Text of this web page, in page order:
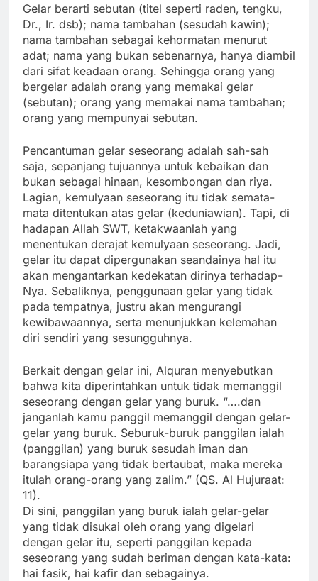
Gelar berarti sebutan (titel seperti raden, tengku,
Dr., Ir. dsb); nama tambahan (sesudah kawin);
nama tambahan sebagai kehormatan menurut
adat; nama yang bukan sebenarnya, hanya diambil
dari sifat keadaan orang. Sehingga orang yang
bergelar adalah orang yang memakai gelar
(sebutan); orang yang memakai nama tambahan;
orang yang mempunyai sebutan.
Pencantuman gelar seseorang adalah sah-sah
saja, sepanjang tujuannya untuk kebaikan dan
bukan sebagai hinaan, kesombongan dan riya.
Lagian, kemulyaan seseorang itu tidak semata-
mata ditentukan atas gelar (keduniawian). Tapi, di
hadapan Allah SWT, ketakwaanlah yang
menentukan derajat kemulyaan seseorang. Jadi,
gelar itu dapat dipergunakan seandainya hal itu
akan mengantarkan kedekatan dirinya terhadap-
Nya. Sebaliknya, penggunaan gelar yang tidak
pada tempatnya, justru akan mengurangi
kewibawaannya, serta menunjukkan kelemahan
diri sendiri yang sesungguhnya.
Berkait dengan gelar ini, Alquran menyebutkan
bahwa kita diperintahkan untuk tidak memanggil
seseorang dengan gelar yang buruk. “….dan
janganlah kamu panggil memanggil dengan gelar-
gelar yang buruk. Seburuk-buruk panggilan ialah
(panggilan) yang buruk sesudah iman dan
barangsiapa yang tidak bertaubat, maka mereka
itulah orang-orang yang zalim.” (QS. Al Hujuraat:
11).
Di sini, panggilan yang buruk ialah gelar-gelar
yang tidak disukai oleh orang yang digelari
dengan gelar itu, seperti panggilan kepada
seseorang yang sudah beriman dengan kata-kata:
hai fasik, hai kafir dan sebagainya.